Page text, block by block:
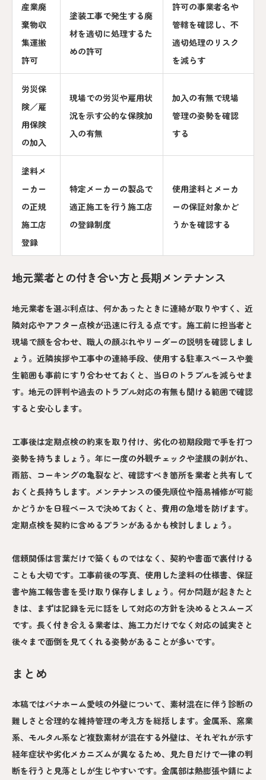
産業廃
棄物収
集運搬
許可
塗装工事で発生する廃
材を適切に処理するた
めの許可
許可の事業者名や
管轄を確認し、不
適切処理のリスク
を減らす
労災保
険／雇
用保険
の加入
現場での労災や雇用状
況を示す公的な保険加
入の有無
加入の有無で現場
管理の姿勢を確認
する
塗料メ
ーカー
の正規
施工店
登録
特定メーカーの製品で
適正施工を行う施工店
の登録制度
使用塗料とメーカ
ーの保証対象かど
うかを確認する
地元業者との付き合い方と長期メンテナンス
地元業者を選ぶ利点は、何かあったときに連絡が取りやすく、近
隣対応やアフター点検が迅速に行える点です。施工前に担当者と
現場で顔を合わせ、職人の顔ぶれやリーダーの説明を確認しまし
ょう。近隣挨拶や工事中の連絡手段、使用する駐車スペースや養
生範囲も事前にすり合わせておくと、当日のトラブルを減らせま
す。地元の評判や過去のトラブル対応の有無も聞ける範囲で確認
すると安心します。
工事後は定期点検の約束を取り付け、劣化の初期段階で手を打つ
姿勢を持ちましょう。年に一度の外観チェックや塗膜の剥がれ、
雨筋、コーキングの亀裂など、確認すべき箇所を業者と共有して
おくと長持ちします。メンテナンスの優先順位や簡易補修が可能
かどうかを日程ベースで決めておくと、費用の急増を防げます。
定期点検を契約に含めるプランがあるかも検討しましょう。
信頼関係は言葉だけで築くものではなく、契約や書面で裏付ける
ことも大切です。工事前後の写真、使用した塗料の仕様書、保証
書や施工報告書を受け取り保存しましょう。何か問題が起きたと
きは、まずは記録を元に話をして対応の方針を決めるとスムーズ
です。長く付き合える業者は、施工力だけでなく対応の誠実さと
後々まで面倒を見てくれる姿勢があることが多いです。
まとめ
本稿ではパナホーム愛岐の外壁について、素材混在に伴う診断の
難しさと合理的な維持管理の考え方を総括します。金属系、窯業
系、モルタル系など複数素材が混在する外壁は、それぞれが示す
経年症状や劣化メカニズムが異なるため、見た目だけで一律の判
断を行うと見落としが生じやすいです。金属部は熱膨張や錆によ